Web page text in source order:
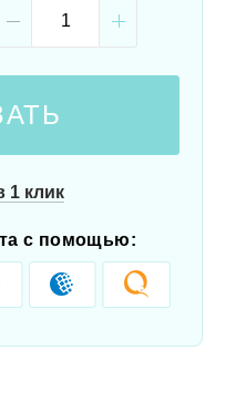
1 клик
с помощью: